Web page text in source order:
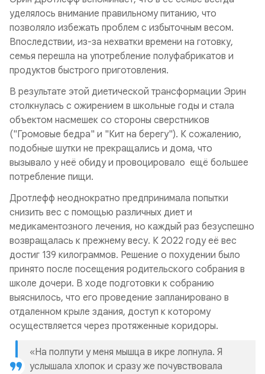
уделялось внимание правильному питанию, что
позволяло избежать проблем с избыточным весом.
Впоследствии, из-за нехватки времени на готовку,
семья перешла на употребление полуфабрикатов и
продуктов быстрого приготовления.
В результате этой диетической трансформации Эрин
столкнулась с ожирением в школьные годы и стала
объектом насмешек со стороны сверстников
("Громовые бедра" и "Кит на берегу"). К сожалению,
подобные шутки не прекращались и дома, что
вызывало у неё обиду и провоцировало ещё большее
потребление пищи.
Дротлефф неоднократно предпринимала попытки
снизить вес с помощью различных диет и
медикаментозного лечения, но каждый раз безуспешно
возвращалась к прежнему весу. К 2022 году её вес
достиг 139 килограммов. Решение о похудении было
принято после посещения родительского собрания в
школе дочери. В ходе подготовки к собранию
выяснилось, что его проведение запланировано в
отдаленном крыле здания, доступ к которому
осуществляется через протяженные коридоры.
«На полпути у меня мышца в икре лопнула. Я
услышала хлопок и сразу же почувствовала